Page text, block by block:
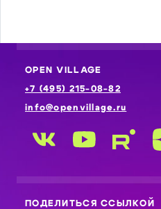
OPEN VILLAGE
+7 (495) 215-08-82
info@openvillage.ru
ПОДЕЛИТЬСЯ ССЫЛКОЙ